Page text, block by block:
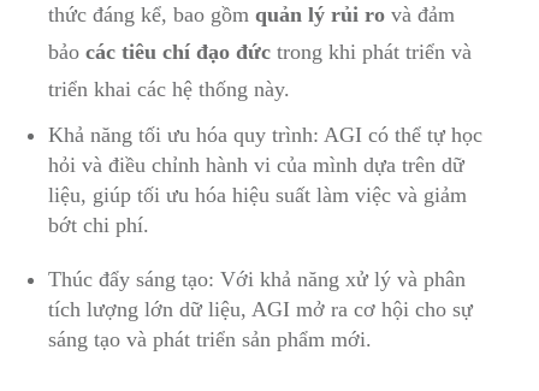
thức đáng kể, bao gồm quản lý rủi ro và đảm
bảo các tiêu chí đạo đức trong khi phát triển và
triển khai các hệ thống này.
Khả năng tối ưu hóa quy trình: AGI có thể tự học
hỏi và điều chỉnh hành vi của mình dựa trên dữ
liệu, giúp tối ưu hóa hiệu suất làm việc và giảm
bớt chi phí.
Thúc đẩy sáng tạo: Với khả năng xử lý và phân
tích lượng lớn dữ liệu, AGI mở ra cơ hội cho sự
sáng tạo và phát triển sản phẩm mới.